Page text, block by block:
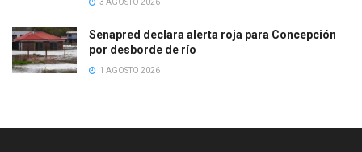
3 AGOSTO 2026
Senapred declara alerta roja para Concepción
por desborde de río
1 AGOSTO 2026